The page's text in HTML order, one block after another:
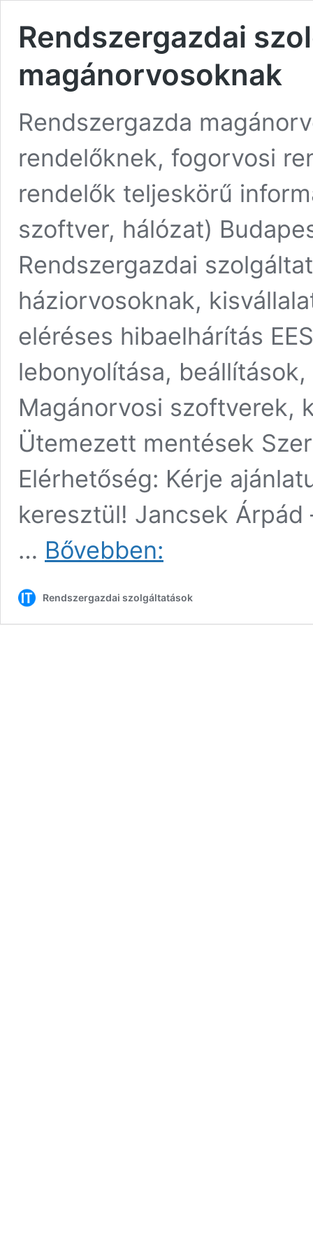
Rendszergazdai
magánorvosoknak
Rendszergazda
rendelőknek, fogorvosi
rendelők teljeskörű
szoftver, hálózat)
Rendszergazdai
háziorvosoknak,
eléréses hibaelhárítás
lebonyolítása,
Magánorvosi szoftverek,
Ütemezett mentések
Elérhetőség: Kérje
keresztül! Jancsek
… Bővebben:
Rendszergazdai szolgáltatások